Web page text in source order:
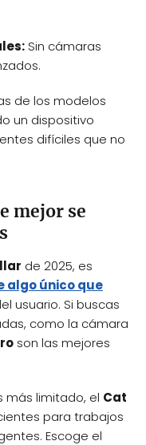
Sin cámaras
de los modelos
un dispositivo
difíciles que no
mejor se
de 2025, es
algo único que
usuario. Si buscas
como la cámara
son las mejores
más limitado, el Cat
para trabajos
Escoge el